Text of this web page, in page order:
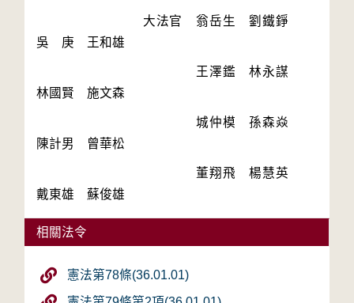
大法官　翁岳生　劉鐵錚
王澤鑑　林永謀
城仲模　孫森焱
董翔飛　楊慧英
相關法令
憲法第78條(36.01.01)